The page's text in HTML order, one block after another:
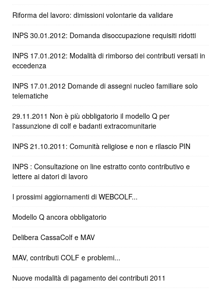
Riforma del lavoro: dimissioni volontarie da validare
INPS 30.01.2012: Domanda disoccupazione requisiti ridotti
INPS 17.01.2012: Modalità di rimborso dei contributi versati in
eccedenza
INPS 17.01.2012 Domande di assegni nucleo familiare solo
telematiche
29.11.2011 Non è più obbligatorio il modello Q per
l'assunzione di colf e badanti extracomunitarie
INPS 21.10.2011: Comunità religiose e non e rilascio PIN
INPS : Consultazione on line estratto conto contributivo e
lettere ai datori di lavoro
I prossimi aggiornamenti di WEBCOLF...
Modello Q ancora obbligatorio
Delibera CassaColf e MAV
MAV, contributi COLF e problemi...
Nuove modalità di pagamento dei contributi 2011